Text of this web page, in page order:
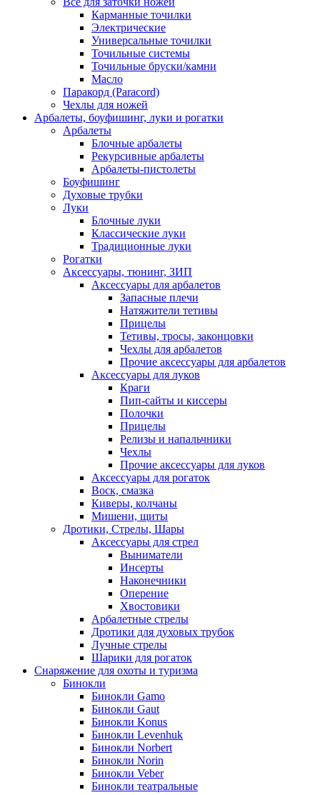
Карманные точилки
Электрические
Универсальные точилки
Точильные системы
Точильные бруски/камни
Масло
Паракорд (Paracord)
Чехлы для ножей
Арбалеты, боуфишинг, луки и рогатки
Арбалеты
Блочные арбалеты
Рекурсивные арбалеты
Арбалеты-пистолеты
Боуфишинг
Духовые трубки
Луки
Блочные луки
Классические луки
Традиционные луки
Рогатки
Аксессуары, тюнинг, ЗИП
Аксессуары для арбалетов
Запасные плечи
Натяжители тетивы
Прицелы
Тетивы, тросы, законцовки
Чехлы для арбалетов
Прочие аксессуары для арбалетов
Аксессуары для луков
Краги
Пип-сайты и киссеры
Полочки
Прицелы
Релизы и напальчники
Чехлы
Прочие аксессуары для луков
Аксессуары для рогаток
Воск, смазка
Киверы, колчаны
Мишени, щиты
Дротики, Стрелы, Шары
Аксессуары для стрел
Выниматели
Инсерты
Наконечники
Оперение
Хвостовики
Арбалетные стрелы
Дротики для духовых трубок
Лучные стрелы
Шарики для рогаток
Снаряжение для охоты и туризма
Бинокли
Бинокли Gamo
Бинокли Gaut
Бинокли Konus
Бинокли Levenhuk
Бинокли Norbert
Бинокли Norin
Бинокли Veber
Бинокли театральные